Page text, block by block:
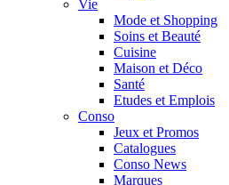
Vie
Mode et Shopping
Soins et Beauté
Cuisine
Maison et Déco
Santé
Etudes et Emplois
Conso
Jeux et Promos
Catalogues
Conso News
Marques